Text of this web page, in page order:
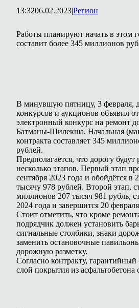
13:3206.02.2023|Регион
Работы планируют начать в этом
составит более 345 миллионов
В минувшую пятницу, 3 февраля,
конкурсов и аукционов объявил
электронный конкурс на ремонт
Батманы-Шилекша. Начальная
контракта составляет 345
рублей.
Предполагается, что дорогу будут
несколько этапов. Первый этап
сентября 2023 года и обойдётся в
тысячу 978 рублей. Второй этап,
миллионов 207 тысяч 981 рубль,
2024 года и завершится 20
Стоит отметить, что кроме
подрядчик должен установить
сигнальные столбики, знаки
заменить остановочные
дорожную разметку.
Согласно контракту,
слой покрытия из асфальтобетона